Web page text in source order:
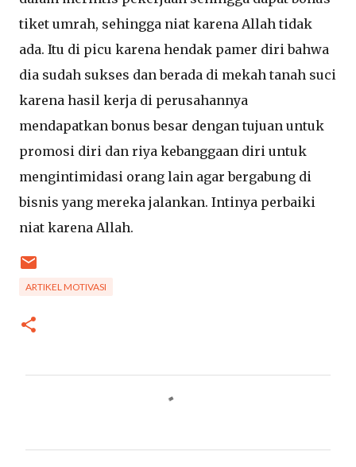
tiket umrah, sehingga niat karena Allah tidak
ada. Itu di picu karena hendak pamer diri bahwa
dia sudah sukses dan berada di mekah tanah suci
karena hasil kerja di perusahannya
mendapatkan bonus besar dengan tujuan untuk
promosi diri dan riya kebanggaan diri untuk
mengintimidasi orang lain agar bergabung di
bisnis yang mereka jalankan. Intinya perbaiki
niat karena Allah.
ARTIKEL MOTIVASI